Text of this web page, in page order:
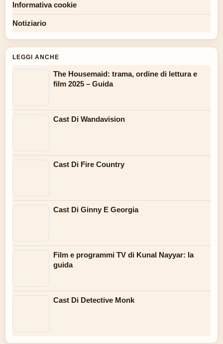
Informativa cookie
Notiziario
LEGGI ANCHE
The Housemaid: trama, ordine di lettura e
film 2025 – Guida
Cast Di Wandavision
Cast Di Fire Country
Cast Di Ginny E Georgia
Film e programmi TV di Kunal Nayyar: la
guida
Cast Di Detective Monk